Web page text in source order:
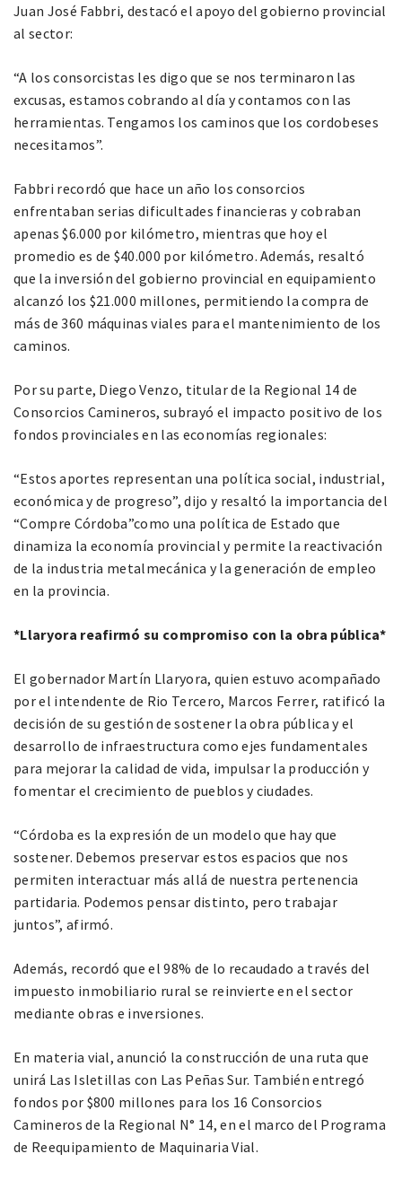
Juan José Fabbri, destacó el apoyo del gobierno provincial
al sector:
“A los consorcistas les digo que se nos terminaron las
excusas, estamos cobrando al día y contamos con las
herramientas. Tengamos los caminos que los cordobeses
necesitamos”.
Fabbri recordó que hace un año los consorcios
enfrentaban serias dificultades financieras y cobraban
apenas $6.000 por kilómetro, mientras que hoy el
promedio es de $40.000 por kilómetro. Además, resaltó
que la inversión del gobierno provincial en equipamiento
alcanzó los $21.000 millones, permitiendo la compra de
más de 360 máquinas viales para el mantenimiento de los
caminos.
Por su parte, Diego Venzo, titular de la Regional 14 de
Consorcios Camineros, subrayó el impacto positivo de los
fondos provinciales en las economías regionales:
“Estos aportes representan una política social, industrial,
económica y de progreso”, dijo y resaltó la importancia del
“Compre Córdoba”como una política de Estado que
dinamiza la economía provincial y permite la reactivación
de la industria metalmecánica y la generación de empleo
en la provincia.
*Llaryora reafirmó su compromiso con la obra pública*
El gobernador Martín Llaryora, quien estuvo acompañado
por el intendente de Rio Tercero, Marcos Ferrer, ratificó la
decisión de su gestión de sostener la obra pública y el
desarrollo de infraestructura como ejes fundamentales
para mejorar la calidad de vida, impulsar la producción y
fomentar el crecimiento de pueblos y ciudades.
“Córdoba es la expresión de un modelo que hay que
sostener. Debemos preservar estos espacios que nos
permiten interactuar más allá de nuestra pertenencia
partidaria. Podemos pensar distinto, pero trabajar
juntos”, afirmó.
Además, recordó que el 98% de lo recaudado a través del
impuesto inmobiliario rural se reinvierte en el sector
mediante obras e inversiones.
En materia vial, anunció la construcción de una ruta que
unirá Las Isletillas con Las Peñas Sur. También entregó
fondos por $800 millones para los 16 Consorcios
Camineros de la Regional N° 14, en el marco del Programa
de Reequipamiento de Maquinaria Vial.